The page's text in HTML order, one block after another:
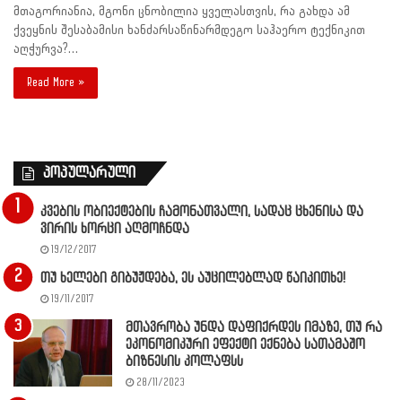
მთაგორიანია, მგონი ცნობილია ყველასთვის, რა გახდა ამ
ქვეყნის შესაბამისი ხანძარსაწინარმდეგო საჰაერო ტექნიკით
აღჭურვა?…
Read More »
პოპულარული
კვების ობიექტების ჩამონათვალი, სადაც ცხენისა და
ვირის ხორცი აღმოჩნდა
19/12/2017
თუ ხელები გიბუჟდება, ეს აუცილებლად წაიკითხე!
19/11/2017
მთავრობა უნდა დაფიქრდეს იმაზე, თუ რა
ეკონომიკური ეფექტი ექნება სათამაშო
ბიზნესის კოლაფსს
28/11/2023